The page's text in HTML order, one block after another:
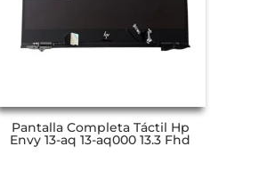
Pantalla Completa Táctil Hp
Envy 13-aq 13-aq000 13.3 Fhd